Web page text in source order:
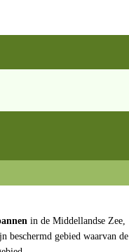
in de Middellandse Zee,
beschermd gebied waarvan de